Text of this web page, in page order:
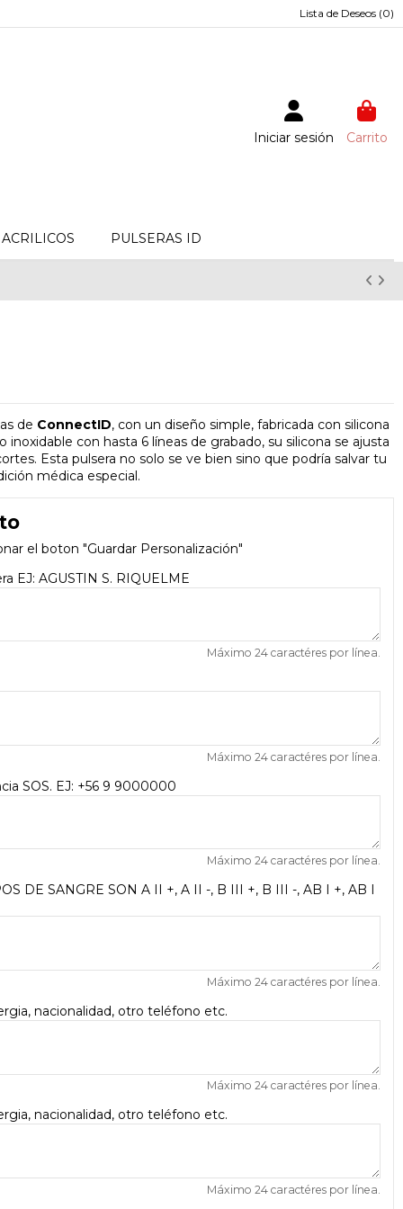
Lista de Deseos (0)
Iniciar sesión Carrito
PULSERAS ID
de ConnectID, con un diseño simple, fabricada con silicona
con hasta 6 líneas de grabado, su silicona se ajusta
Esta pulsera no solo se ve bien sino que podría salvar tu
médica especial.
el boton "Guardar Personalización"
EJ: AGUSTIN S. RIQUELME
Máximo 24 caractéres por línea.
Máximo 24 caractéres por línea.
SOS. EJ: +56 9 9000000
Máximo 24 caractéres por línea.
DE SANGRE SON A II +, A II -, B III +, B III -, AB I +, AB I
Máximo 24 caractéres por línea.
nacionalidad, otro teléfono etc.
Máximo 24 caractéres por línea.
nacionalidad, otro teléfono etc.
Máximo 24 caractéres por línea.